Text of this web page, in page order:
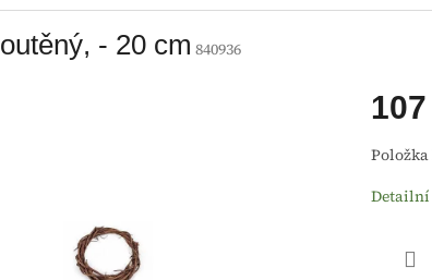
- 20 cm 840936
Měrná
cena: